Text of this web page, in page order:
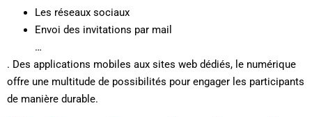
Les réseaux sociaux
Envoi des invitations par mail
…
. Des applications mobiles aux sites web dédiés, le numérique
offre une multitude de possibilités pour engager les participants
de manière durable.